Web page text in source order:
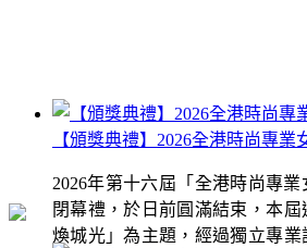
【頒獎典禮】2026全港時尚專業
2026年第十六屆「全港時尚專
閉幕禮，於日前圓滿結束，本
煥城光」為主題，經過獨立專